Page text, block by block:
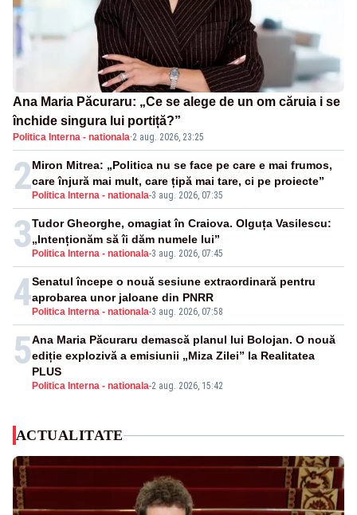
Ana Maria Păcuraru: „Ce se alege de un om căruia i se
închide singura lui portiță?”
Politica Interna - nationala·2 aug. 2026, 23:25
2 Politica Interna - nationala-3 aug. 2026, 07:35
Miron Mitrea: „Politica nu se face pe care e mai frumos,
care înjură mai mult, care țipă mai tare, ci pe proiecte”
3 Politica Interna - nationala-3 aug. 2026, 07:45
Tudor Gheorghe, omagiat în Craiova. Olguța Vasilescu:
„Intenționăm să îi dăm numele lui”
4 Politica Interna - nationala-3 aug. 2026, 07:58
Senatul începe o nouă sesiune extraordinară pentru
aprobarea unor jaloane din PNRR
5
Politica Interna - nationala-2 aug. 2026, 15:42
Ana Maria Păcuraru demască planul lui Bolojan. O nouă
ediție explozivă a emisiunii „Miza Zilei” la Realitatea
PLUS
ACTUALITATE